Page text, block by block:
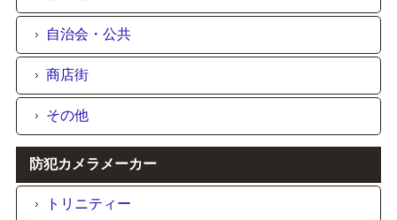
自治会・公共
商店街
その他
防犯カメラメーカー
トリニティー